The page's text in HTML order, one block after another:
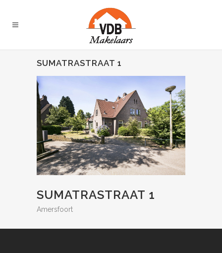
SUMATRASTRAAT 1
SUMATRASTRAAT 1
Amersfoort